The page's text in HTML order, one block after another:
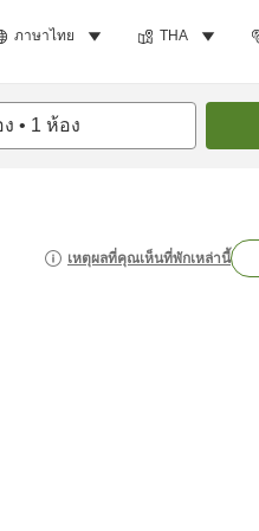
ภาษาไทย THA
• 1 ห้อง
เหตุผลที่คุณเห็นที่พักเหล่านี้